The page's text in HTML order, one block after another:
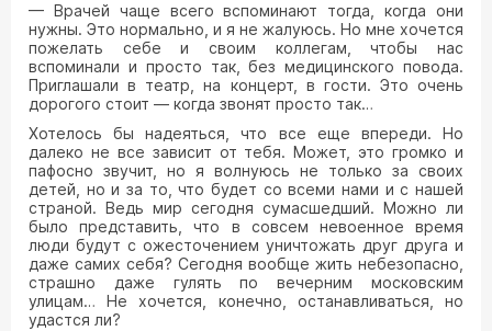
— Врачей чаще всего вспоминают тогда, когда они
нужны. Это нормально, и я не жалуюсь. Но мне хочется
пожелать себе и своим коллегам, чтобы нас
вспоминали и просто так, без медицинского повода.
Приглашали в театр, на концерт, в гости. Это очень
дорогого стоит — когда звонят просто так…
Хотелось бы надеяться, что все еще впереди. Но
далеко не все зависит от тебя. Может, это громко и
пафосно звучит, но я волнуюсь не только за своих
детей, но и за то, что будет со всеми нами и с нашей
страной. Ведь мир сегодня сумасшедший. Можно ли
было представить, что в совсем невоенное время
люди будут с ожесточением уничтожать друг друга и
даже самих себя? Сегодня вообще жить небезопасно,
страшно даже гулять по вечерним московским
улицам… Не хочется, конечно, останавливаться, но
удастся ли?